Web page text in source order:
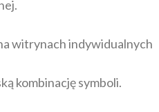
witrynach indywidualnych
kombinację symboli.